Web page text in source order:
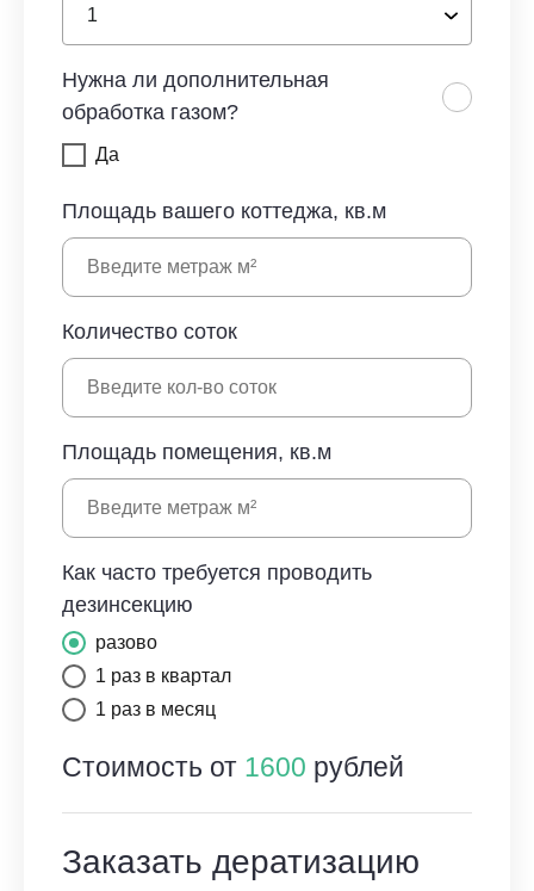
Нужна ли дополнительная
обработка газом?
Да
Площадь вашего коттеджа, кв.м
Количество соток
Площадь помещения, кв.м
Как часто требуется проводить
дезинсекцию
разово
1 раз в квартал
1 раз в месяц
Стоимость от 1600 рублей
Заказать дератизацию